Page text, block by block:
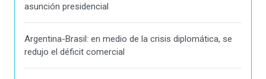
asunción presidencial
Argentina-Brasil: en medio de la crisis diplomática, se
redujo el déficit comercial